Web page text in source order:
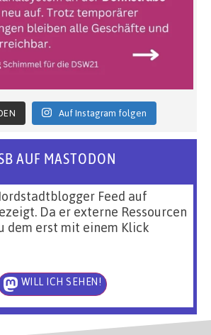
Auf Instagram folgen
AUF MASTODON
Feed auf
Da er externe Ressourcen
dem erst mit einem Klick
WILL ICH SEHEN!